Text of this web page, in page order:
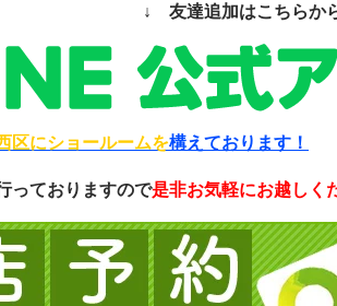
↓ 友達追加はこちら
区にショールームを構えております！
っておりますので是非お気軽にお越しく